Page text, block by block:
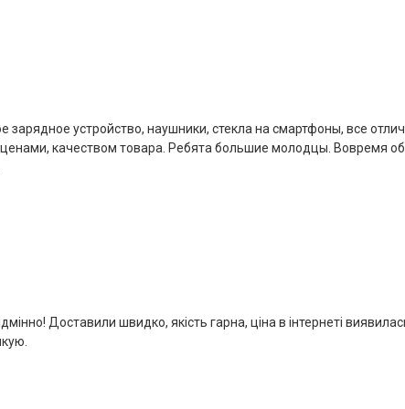
устройство, наушники, стекла на смартфоны, все
качеством товара. Ребята большие молодцы. Вовремя
Доставили швидко, якість гарна, ціна в інтернеті